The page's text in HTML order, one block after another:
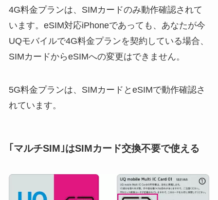
4G料金プランは、SIMカードのみ動作確認されて
います。eSIM対応iPhoneであっても、あなたが今
UQモバイルで4G料金プランを契約している場合、
SIMカードからeSIMへの変更はできません。
5G料金プランは、SIMカードとeSIMで動作確認さ
れています。
｢マルチSIM｣はSIMカード交換不要で使える